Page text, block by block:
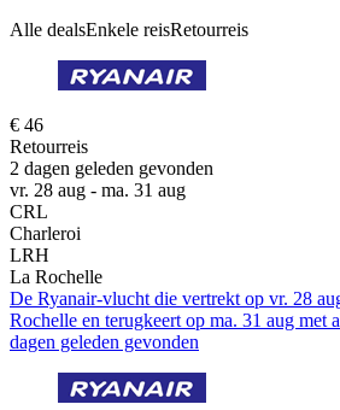
Alle dealsEnkele reisRetourreis
€ 46
Retourreis
2 dagen geleden gevonden
vr. 28 aug - ma. 31 aug
CRL
Charleroi
LRH
La Rochelle
De Ryanair-vlucht die vertrekt op vr. 28
Rochelle en terugkeert op ma. 31 aug met
dagen geleden gevonden